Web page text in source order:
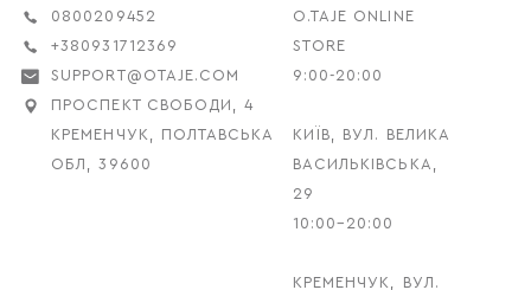
0800209452
+380931712369
SUPPORT@OTAJE.COM
ПРОСПЕКТ СВОБОДИ, 4
КРЕМЕНЧУК, ПОЛТАВСЬКА
ОБЛ, 39600
O.TAJE ONLINE
STORE
9:00-20:00
КИЇВ, ВУЛ. ВЕЛИКА
ВАСИЛЬКІВСЬКА,
29
10:00–20:00
КРЕМЕНЧУК, ВУЛ.